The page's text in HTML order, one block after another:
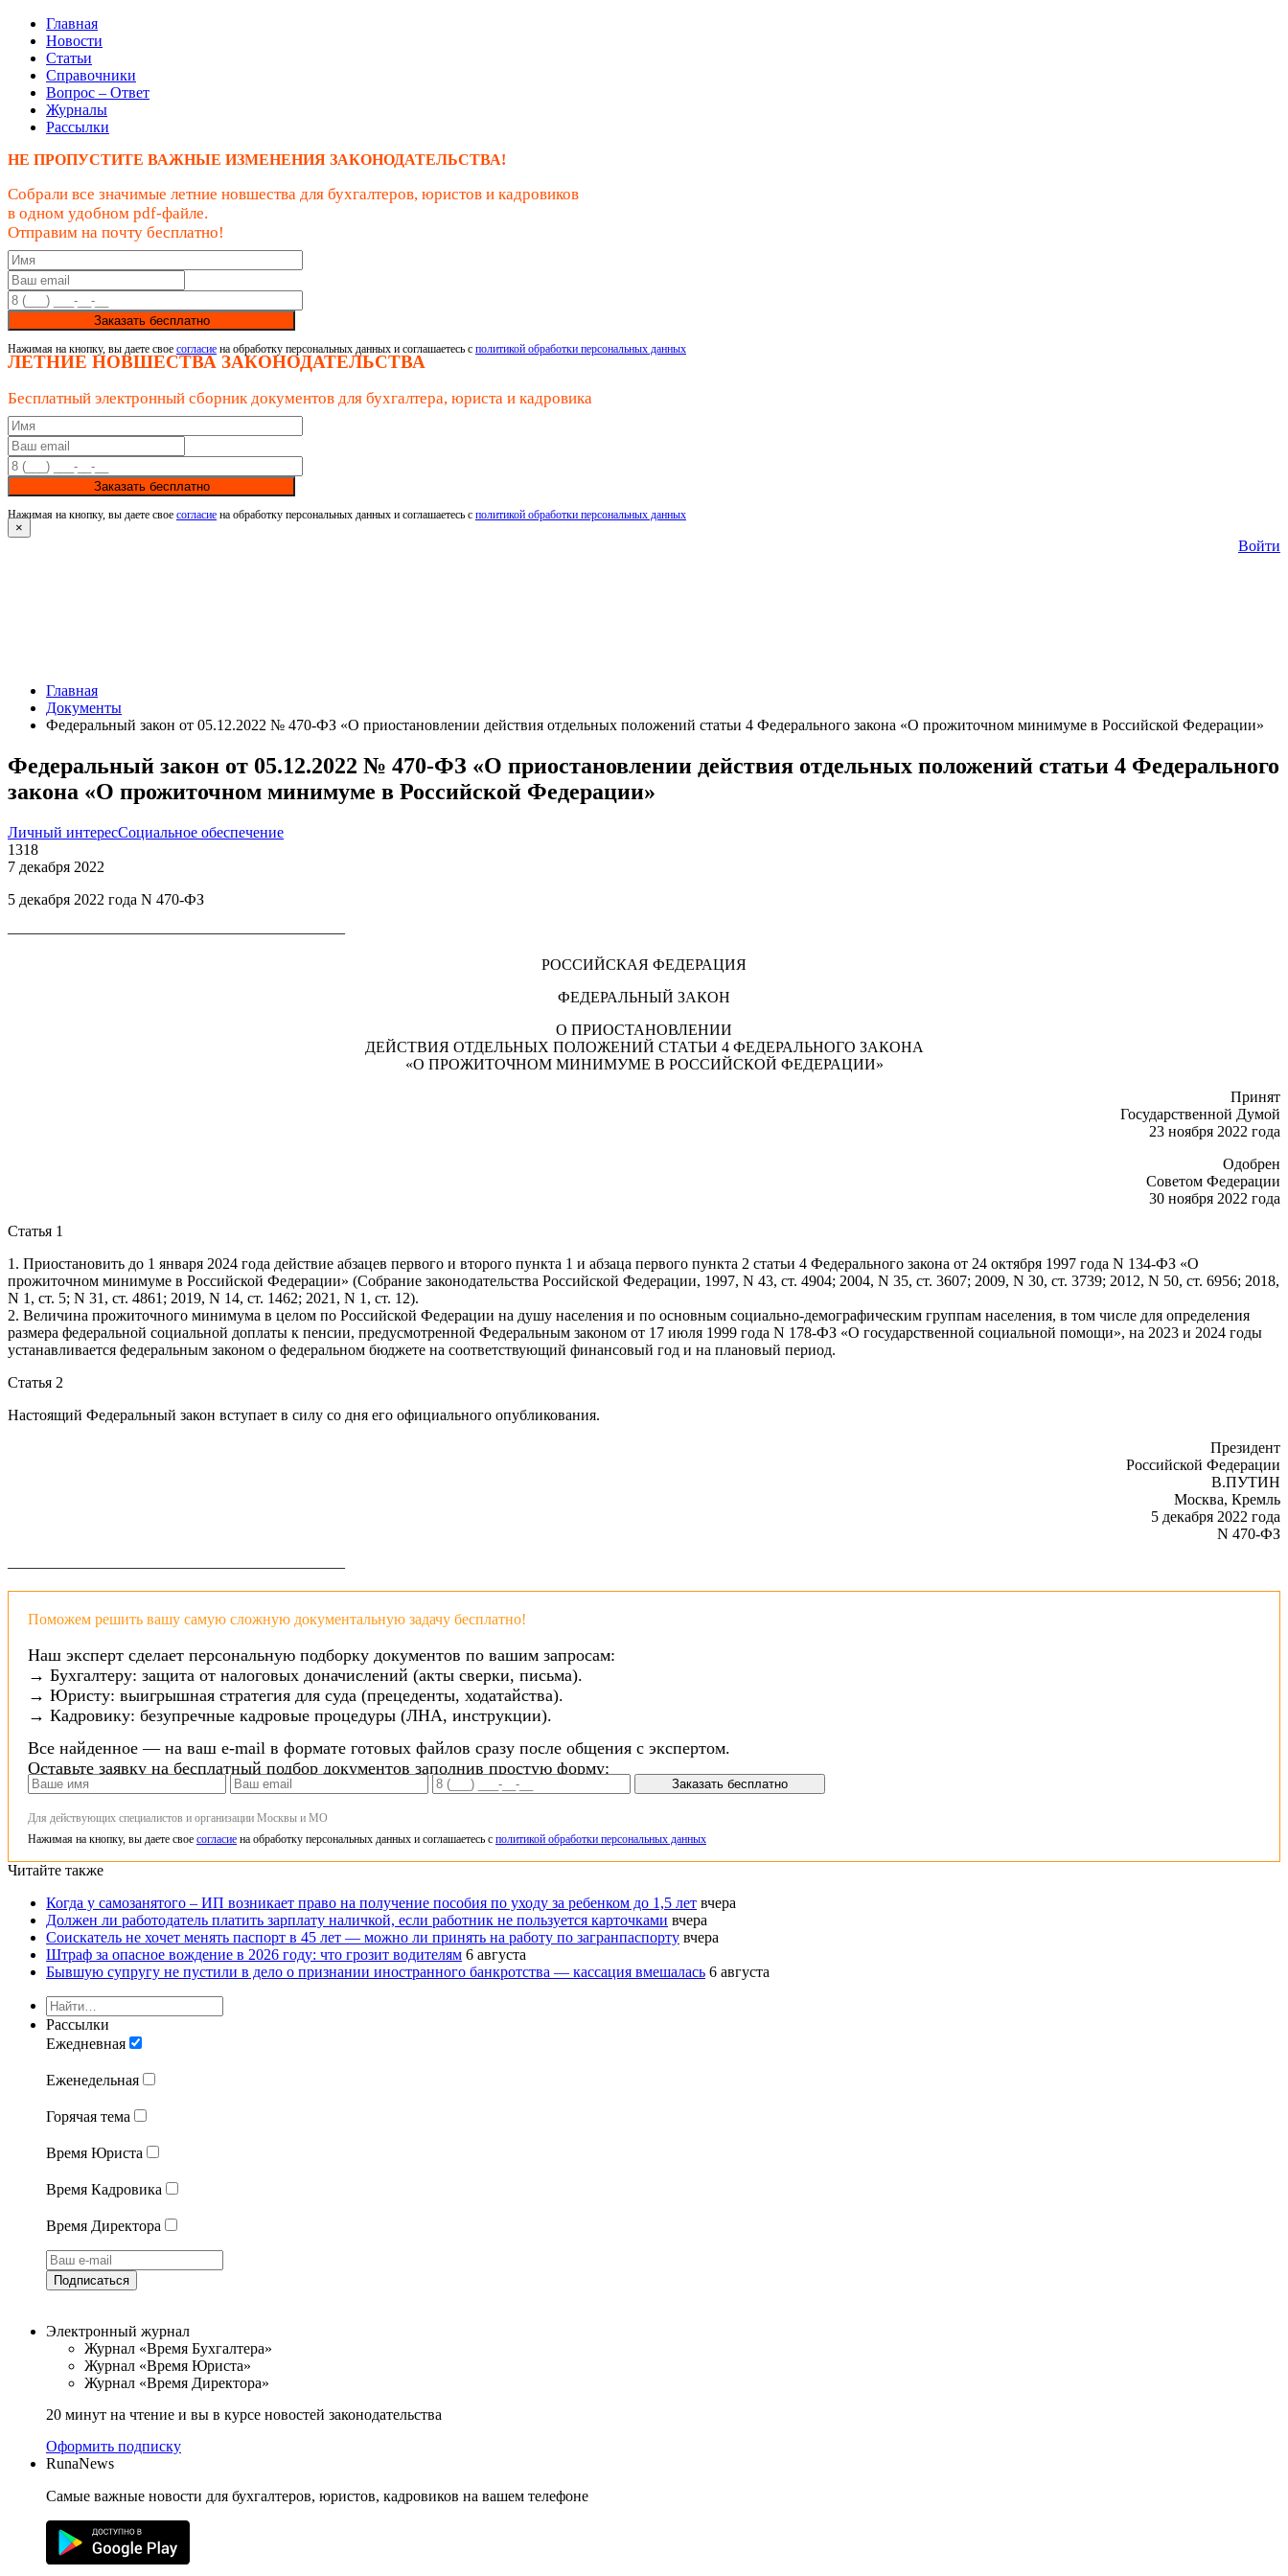
Главная
Новости
Статьи
Справочники
Вопрос – Ответ
Журналы
Рассылки
НЕ ПРОПУСТИТЕ ВАЖНЫЕ ИЗМЕНЕНИЯ ЗАКОНОДАТЕЛЬСТВА!
Собрали все значимые летние новшества для бухгалтеров, юристов и кадровиков
в одном удобном pdf-файле.
Отправим на почту бесплатно!
Заказать бесплатно
Нажимая на кнопку, вы даете свое согласие на обработку персональных данных и соглашаетесь с политикой обработки персональных данных
ЛЕТНИЕ НОВШЕСТВА ЗАКОНОДАТЕЛЬСТВА
Бесплатный электронный сборник документов для бухгалтера, юриста и кадровика
Заказать бесплатно
Нажимая на кнопку, вы даете свое согласие на обработку персональных данных и соглашаетесь с политикой обработки персональных данных
×
Войти
Главная
Документы
Федеральный закон от 05.12.2022 № 470-ФЗ «О приостановлении действия отдельных положений статьи 4 Федерального закона «О прожиточном минимуме в Российской Федерации»
Федеральный закон от 05.12.2022 № 470-ФЗ «О приостановлении действия отдельных положений статьи 4 Федерального
закона «О прожиточном минимуме в Российской Федерации»
Личный интересСоциальное обеспечение
1318
7 декабря 2022
5 декабря 2022 года N 470-ФЗ
——————————————————————
РОССИЙСКАЯ ФЕДЕРАЦИЯ
ФЕДЕРАЛЬНЫЙ ЗАКОН
О ПРИОСТАНОВЛЕНИИ
ДЕЙСТВИЯ ОТДЕЛЬНЫХ ПОЛОЖЕНИЙ СТАТЬИ 4 ФЕДЕРАЛЬНОГО ЗАКОНА
«О ПРОЖИТОЧНОМ МИНИМУМЕ В РОССИЙСКОЙ ФЕДЕРАЦИИ»
Принят
Государственной Думой
23 ноября 2022 года
Одобрен
Советом Федерации
30 ноября 2022 года
Статья 1
1. Приостановить до 1 января 2024 года действие абзацев первого и второго пункта 1 и абзаца первого пункта 2 статьи 4 Федерального закона от 24 октября 1997 года N 134-ФЗ «О
прожиточном минимуме в Российской Федерации» (Собрание законодательства Российской Федерации, 1997, N 43, ст. 4904; 2004, N 35, ст. 3607; 2009, N 30, ст. 3739; 2012, N 50, ст. 6956; 2018,
N 1, ст. 5; N 31, ст. 4861; 2019, N 14, ст. 1462; 2021, N 1, ст. 12).
2. Величина прожиточного минимума в целом по Российской Федерации на душу населения и по основным социально-демографическим группам населения, в том числе для определения
размера федеральной социальной доплаты к пенсии, предусмотренной Федеральным законом от 17 июля 1999 года N 178-ФЗ «О государственной социальной помощи», на 2023 и 2024 годы
устанавливается федеральным законом о федеральном бюджете на соответствующий финансовый год и на плановый период.
Статья 2
Настоящий Федеральный закон вступает в силу со дня его официального опубликования.
Президент
Российской Федерации
В.ПУТИН
Москва, Кремль
5 декабря 2022 года
N 470-ФЗ
——————————————————————
Поможем решить вашу самую сложную документальную задачу бесплатно!
Наш эксперт сделает персональную подборку документов по вашим запросам:
→ Бухгалтеру: защита от налоговых доначислений (акты сверки, письма).
→ Юристу: выигрышная стратегия для суда (прецеденты, ходатайства).
→ Кадровику: безупречные кадровые процедуры (ЛНА, инструкции).
Все найденное — на ваш e-mail в формате готовых файлов сразу после общения с экспертом.
Оставьте заявку на бесплатный подбор документов заполнив простую форму:
Заказать бесплатно
Для действующих специалистов и организации Москвы и МО
Нажимая на кнопку, вы даете свое согласие на обработку персональных данных и соглашаетесь с политикой обработки персональных данных
Читайте также
Когда у самозанятого – ИП возникает право на получение пособия по уходу за ребенком до 1,5 лет вчера
Должен ли работодатель платить зарплату наличкой, если работник не пользуется карточками вчера
Соискатель не хочет менять паспорт в 45 лет — можно ли принять на работу по загранпаспорту вчера
Штраф за опасное вождение в 2026 году: что грозит водителям 6 августа
Бывшую супругу не пустили в дело о признании иностранного банкротства — кассация вмешалась 6 августа
Рассылки
Ежедневная
Еженедельная
Горячая тема
Время Юриста
Время Кадровика
Время Директора
Подписаться
Электронный журнал
Журнал «Время Бухгалтера»
Журнал «Время Юриста»
Журнал «Время Директора»
20 минут на чтение и вы в курсе новостей законодательства
Оформить подписку
RunaNews
Самые важные новости для бухгалтеров, юристов, кадровиков на вашем телефоне